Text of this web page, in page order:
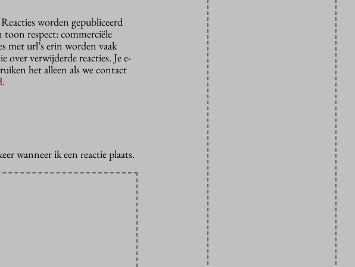
worden gepubliceerd
respect: commerciële
met url’s erin worden vaak
over verwijderde reacties. Je e-
het alleen als we contact
.
wanneer ik een reactie plaats.